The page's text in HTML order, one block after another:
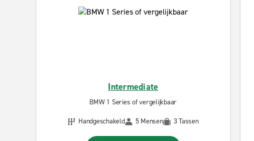
Intermediate
BMW 1 Series of vergelijkbaar
Handgeschakeld
5 Mensen 3 Tassen